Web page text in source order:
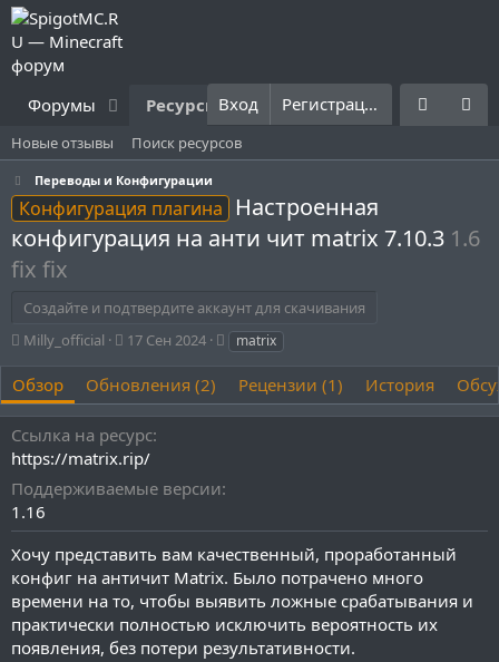
Форумы Ресурсы Что нового? Правила
Вход Регистрация
Новые отзывы Поиск ресурсов
Переводы и Конфигурации
Конфигурация плагина
Настроенная
конфигурация на анти чит matrix 7.10.3 1.6
fix fix
Создайте и подтвердите аккаунт для скачивания
А
т
о
р
Milly_official
Д
т
а
с
о
з
а
я
17 Сен 2024
Т
и
matrix
Обзор Обновления (2) Рецензии (1) История
Ссылка на ресурс
https://matrix.rip/
Поддерживаемые версии
1.16
Хочу представить вам качественный, проработанный
конфиг на античит Matrix. Было потрачено много
времени на то, чтобы выявить ложные срабатывания и
практически полностью исключить вероятность их
появления, без потери результативности.